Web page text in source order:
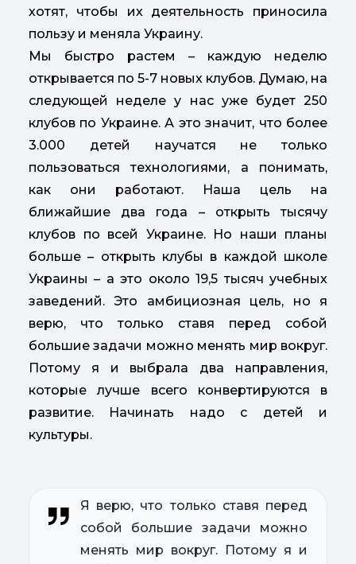
хотят, чтобы их деятельность приносила
пользу и меняла Украину.
Мы быстро растем – каждую неделю
открывается по 5-7 новых клубов. Думаю, на
следующей неделе у нас уже будет 250
клубов по Украине. А это значит, что более
3.000 детей научатся не только
пользоваться технологиями, а понимать,
как они работают. Наша цель на
ближайшие два года – открыть тысячу
клубов по всей Украине. Но наши планы
больше – открыть клубы в каждой школе
Украины – а это около 19,5 тысяч учебных
заведений. Это амбициозная цель, но я
верю, что только ставя перед собой
большие задачи можно менять мир вокруг.
Потому я и выбрала два направления,
которые лучше всего конвертируются в
развитие. Начинать надо с детей и
культуры.
Я верю, что только ставя перед
собой большие задачи можно
менять мир вокруг. Потому я и